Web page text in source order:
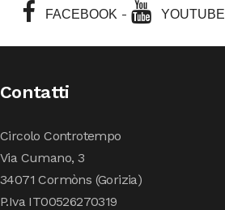
FACEBOOK - YOUTUBE
Contatti
Circolo Controtempo
Via Cumano, 3
34071 Cormòns (Gorizia)
P.Iva IT00526270319